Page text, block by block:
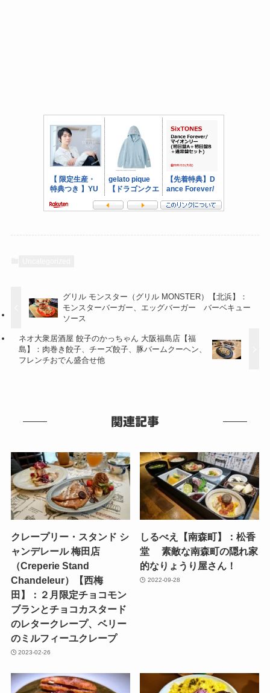
グリル モンスター（グリル MONSTER）【北浜】：
モンスターバーガー、エッグバーガー バーベキュー
ソース
ネオ大衆居酒屋 餃子のかっちゃん 大阪福島店【福
島】：肉巻き餃子、チーズ餃子、豚バームクーヘン、
フレンチおでん盛合せ他
関連記事
クレープリー・スタンド シ
ャンデレール 梅田店
（Creperie Stand
Chandeleur）【西梅
田】：２月限定チョコモン
ブランとチョコカスタード
のレタークレープ、ベリー
のミルフィーユクレープ
2023-02-26
しるべえ【南森町】：松香
堂 素敵な南森町の隠れ家
的なりょうり屋さん！
2022-09-28